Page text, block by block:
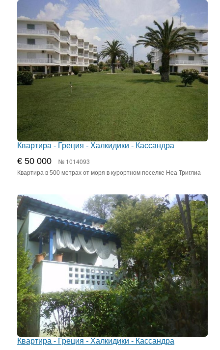
Квартира - Греция - Халкидики - Кассандра
€ 50 000 № 1014093
Квартира в 500 метрах от моря в курортном поселке Неа Триглиа
Квартира - Греция - Халкидики - Кассандра